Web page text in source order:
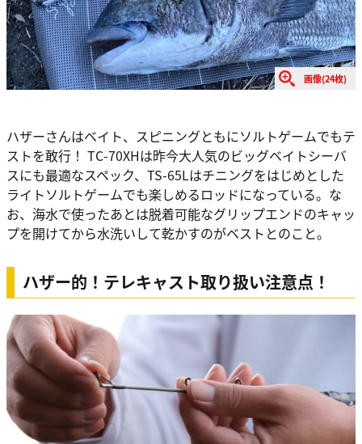
画像(24枚)
ハザーさんはベイト、スピニングともにソルトゲームでもテ
ストを敢行！ TC-70XHは昨今大人気のビッグベイトシーバ
スにも最適なスペック、TS-65Lはチニングをはじめとした
ライトソルトゲームでも楽しめるロッドになっている。な
お、海水で使ったあとは脱着可能なグリップエンドのキャッ
プを開けてから水洗いして乾かすのがベストとのこと。
ハザー的！テレキャスト取り扱い注意点！